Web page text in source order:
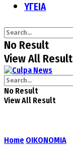
ΥΓΕΙΑ
No Result
View All Result
No Result
View All Result
Home ΟΙΚΟΝΟΜΙΑ